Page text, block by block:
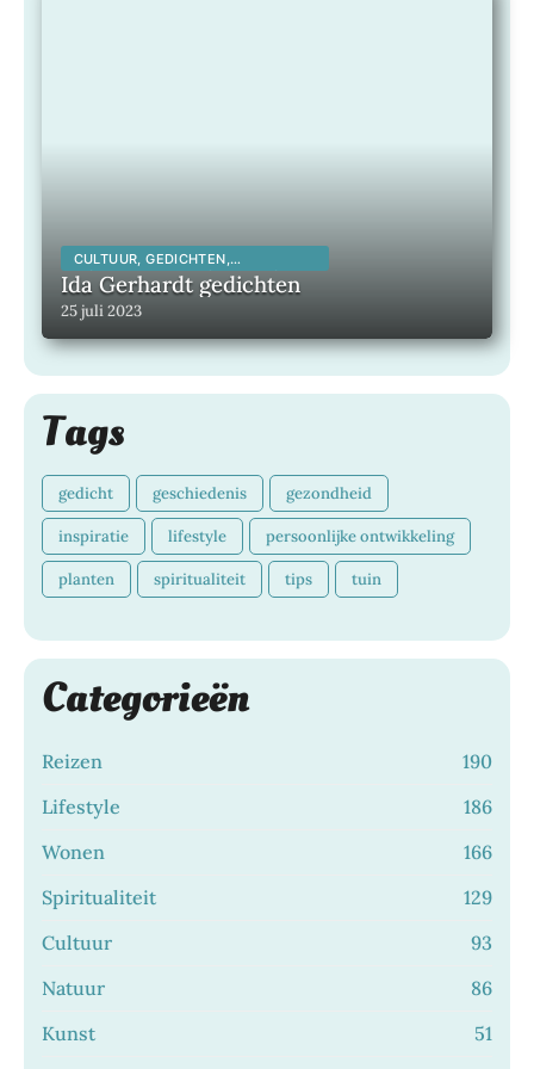
CULTUUR, GEDICHTEN,
INSPIRERENDE KUNSTENAARS,
INSPIRERENDE MENSEN,
LITERATUUR, MAATSCHAPPELIJK,
Ida Gerhardt gedichten
25 juli 2023
Tags
gedicht geschiedenis gezondheid
inspiratie lifestyle persoonlijke ontwikkeling
planten spiritualiteit tips tuin
Categorieën
Reizen
190
Lifestyle
186
Wonen
166
Spiritualiteit
129
Cultuur
93
Natuur
86
Kunst
51